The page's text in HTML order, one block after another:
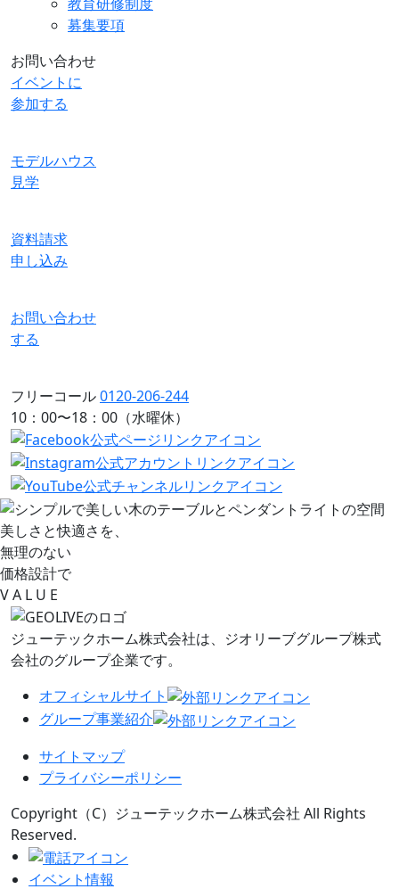
募集要項
お問い合わせ
イベントに
参加する
モデルハウス
見学
資料請求
申し込み
お問い合わせ
する
フリーコール0120-206-244
10：00〜18：00（水曜休）
美しさと快適さを、
無理のない
価格設計で
VA L U E
ジューテックホーム株式会社は、 ジオリーブグループ株式
会社のグループ企業です。
オフィシャルサイト
グループ事業紹介
サイトマップ
プライバシーポリシー
Copyright（C）ジューテックホーム株式会社 All Rights
Reserved.
イベント情報